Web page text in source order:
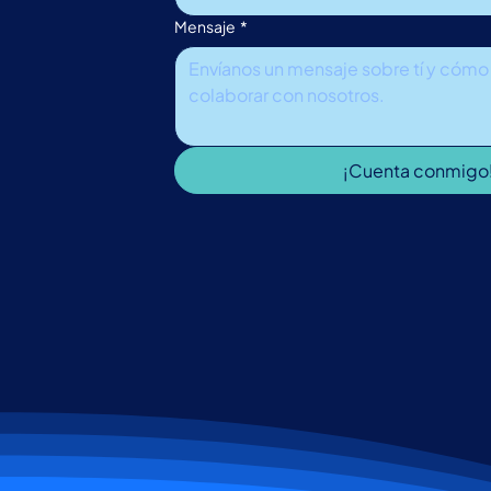
Mensaje *
¡Cuenta